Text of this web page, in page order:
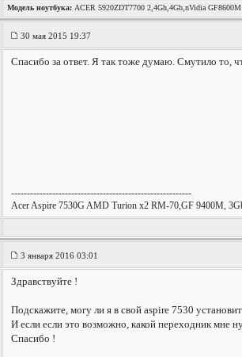
Модель ноутбука:ACER 5920ZDT7700 2,4Gh,4Gb,nVidia
30 мая 2015 19:37
Спасибо за ответ. Я так тоже думаю. Смутило то,
---------------------------------------------------------
Acer Aspire 7530G AMD Turion x2 RM-70,GF 9400M,
3 января 2016 03:01
Здравствуйте !
Подскажите, могу ли я в свой aspire 7530
И если если это возможно, какой переходник мне
Спасибо !